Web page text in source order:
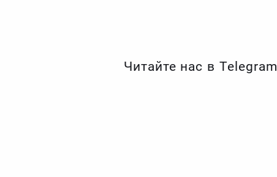
Читайте нас в Telegram